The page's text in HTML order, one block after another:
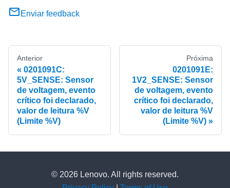
Enviar feedback
Anterior
0201091C:
5V_SENSE: Sensor
de voltagem, evento
crítico foi declarado,
valor de leitura %V
(Limite %V)
Próxima
0201091E:
1V2_SENSE: Sensor
de voltagem, evento
crítico foi declarado,
valor de leitura %V
(Limite %V)
© 2026 Lenovo. All rights reserved.